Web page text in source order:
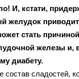
И, кстати,
желудок приводит
стать
железы и,
диабету.
состав сладостей,